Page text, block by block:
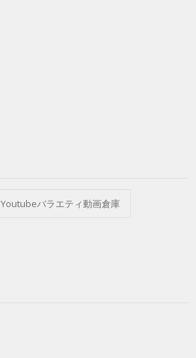
Youtubeバラエティ動画倉庫